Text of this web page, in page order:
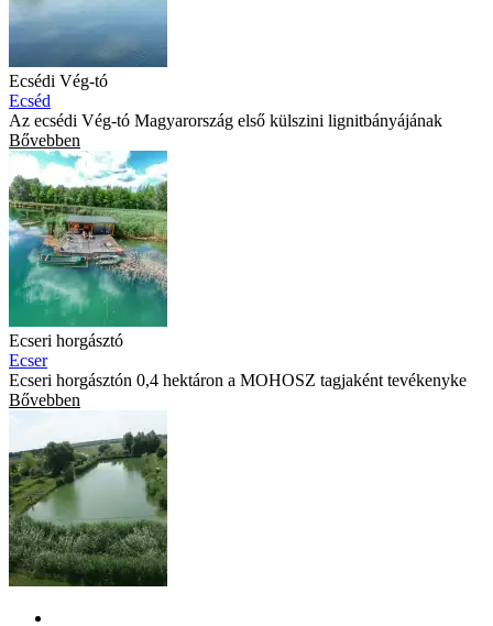
Ecsédi Vég-tó
Ecséd
Az ecsédi Vég-tó Magyarország első külszini lignitbányájának
Bővebben
Ecseri horgásztó
Ecser
Ecseri horgásztón 0,4 hektáron a MOHOSZ tagjaként tevékenyke
Bővebben